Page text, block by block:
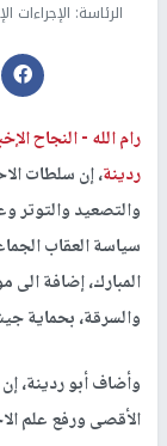
الرئاسة:
رام الله -النجاح
ردينة، إن سلطات
والتصعيد والتوتر
سياسة العقاب
المبارك، إضافة الى
والسرقة، بحماية
وأضاف أبو ردينة،
الأقصى ورفع علم